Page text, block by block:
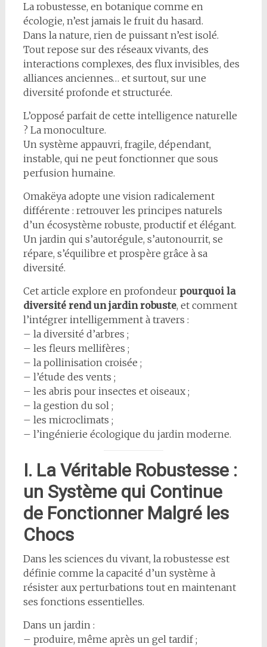
La robustesse, en botanique comme en
écologie, n’est jamais le fruit du hasard.
Dans la nature, rien de puissant n’est isolé.
Tout repose sur des réseaux vivants, des
interactions complexes, des flux invisibles, des
alliances anciennes… et surtout, sur une
diversité profonde et structurée.
L’opposé parfait de cette intelligence naturelle
? La monoculture.
Un système appauvri, fragile, dépendant,
instable, qui ne peut fonctionner que sous
perfusion humaine.
Omakëya adopte une vision radicalement
différente : retrouver les principes naturels
d’un écosystème robuste, productif et élégant.
Un jardin qui s’autorégule, s’autonourrit, se
répare, s’équilibre et prospère grâce à sa
diversité.
Cet article explore en profondeur pourquoi la
diversité rend un jardin robuste, et comment
l’intégrer intelligemment à travers :
– la diversité d’arbres ;
– les fleurs mellifères ;
– la pollinisation croisée ;
– l’étude des vents ;
– les abris pour insectes et oiseaux ;
– la gestion du sol ;
– les microclimats ;
– l’ingénierie écologique du jardin moderne.
I. La Véritable Robustesse :
un Système qui Continue
de Fonctionner Malgré les
Chocs
Dans les sciences du vivant, la robustesse est
définie comme la capacité d’un système à
résister aux perturbations tout en maintenant
ses fonctions essentielles.
Dans un jardin :
– produire, même après un gel tardif ;